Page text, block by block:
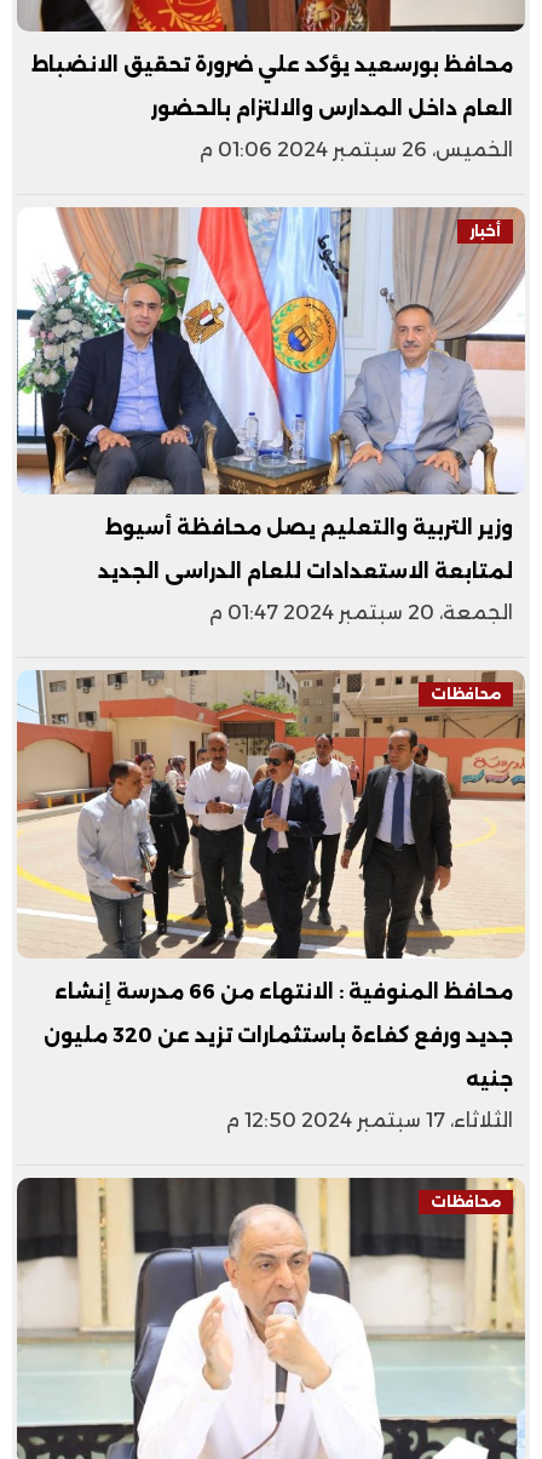
محافظ بورسعيد يؤكد علي ضرورة تحقيق الانضباط
العام داخل المدارس والالتزام بالحضور
الخميس، 26 سبتمبر 2024 01:06 م
أخبار
وزير التربية والتعليم يصل محافظة أسيوط
لمتابعة الاستعدادات للعام الدراسى الجديد
الجمعة، 20 سبتمبر 2024 01:47 م
محافظات
محافظ المنوفية : الانتهاء من 66 مدرسة إنشاء
جديد ورفع كفاءة باستثمارات تزيد عن 320 مليون
جنيه
الثلاثاء، 17 سبتمبر 2024 12:50 م
محافظات